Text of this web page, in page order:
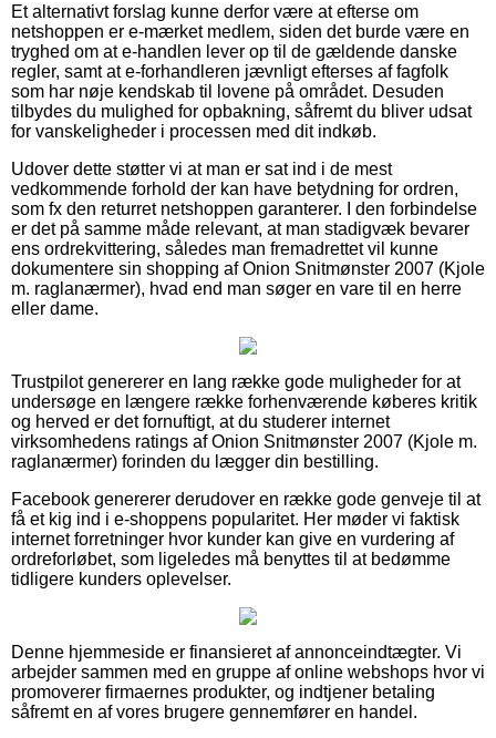
Et alternativt forslag kunne derfor være at efterse om
netshoppen er e-mærket medlem, siden det burde være en
tryghed om at e-handlen lever op til de gældende danske
regler, samt at e-forhandleren jævnligt efterses af fagfolk
som har nøje kendskab til lovene på området. Desuden
tilbydes du mulighed for opbakning, såfremt du bliver udsat
for vanskeligheder i processen med dit indkøb.
Udover dette støtter vi at man er sat ind i de mest
vedkommende forhold der kan have betydning for ordren,
som fx den returret netshoppen garanterer. I den forbindelse
er det på samme måde relevant, at man stadigvæk bevarer
ens ordrekvittering, således man fremadrettet vil kunne
dokumentere sin shopping af Onion Snitmønster 2007 (Kjole
m. raglanærmer), hvad end man søger en vare til en herre
eller dame.
Trustpilot genererer en lang række gode muligheder for at
undersøge en længere række forhenværende køberes kritik
og herved er det fornuftigt, at du studerer internet
virksomhedens ratings af Onion Snitmønster 2007 (Kjole m.
raglanærmer) forinden du lægger din bestilling.
Facebook genererer derudover en række gode genveje til at
få et kig ind i e-shoppens popularitet. Her møder vi faktisk
internet forretninger hvor kunder kan give en vurdering af
ordreforløbet, som ligeledes må benyttes til at bedømme
tidligere kunders oplevelser.
Denne hjemmeside er finansieret af annonceindtægter. Vi
arbejder sammen med en gruppe af online webshops hvor vi
promoverer firmaernes produkter, og indtjener betaling
såfremt en af vores brugere gennemfører en handel.